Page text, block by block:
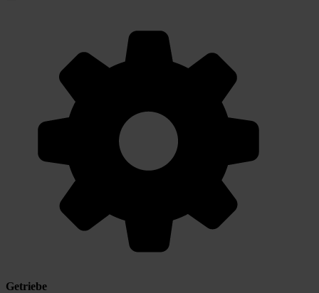
Getriebe